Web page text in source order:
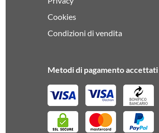
Cookies
Condizioni di vendita
Metodi di pagamento accettati